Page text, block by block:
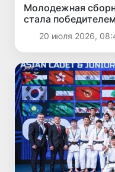
Молодежная
стала
20 июля 2026,